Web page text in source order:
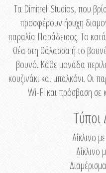
Τα Dimitreli Studios, που
προσφέρουν ήσυχη
παραλία Παράδεισος. Το
θέα στη θάλασσα ή το
βουνό. Κάθε μονάδα
κουζινάκι και μπαλκόνι. Οι
Wi-Fi και πρόσβαση σε
Δίκλινο
Δίκλινο